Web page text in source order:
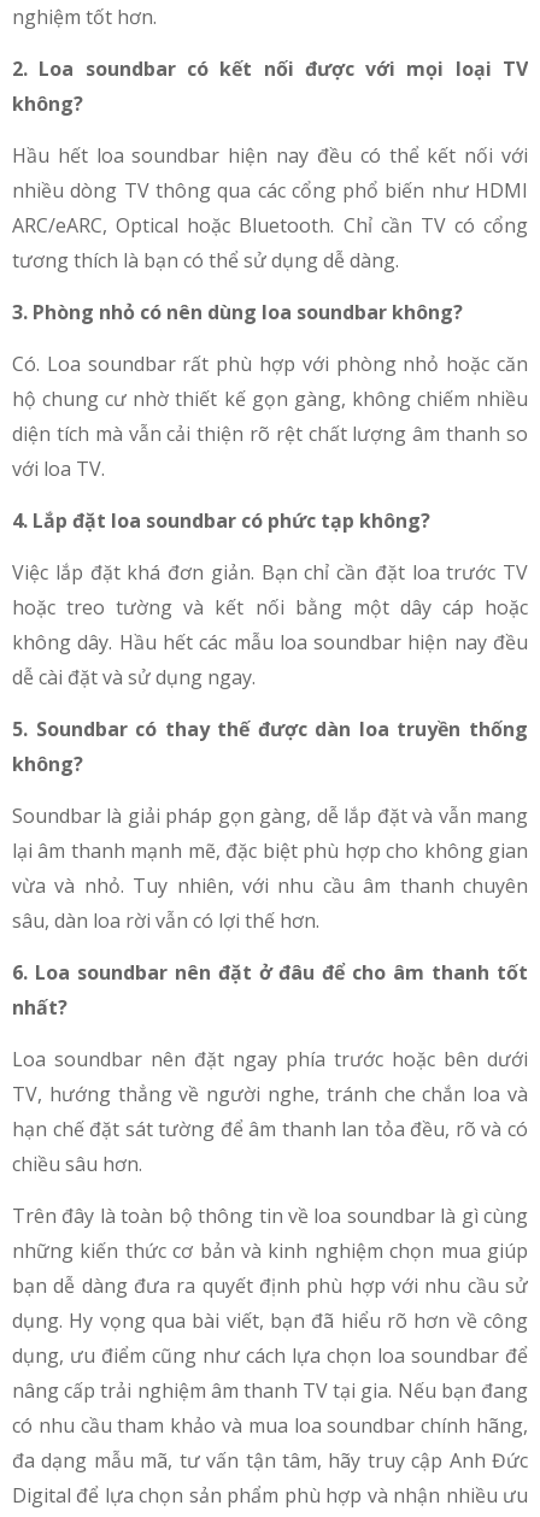
nghiệm tốt hơn.
2. Loa soundbar có kết nối được với mọi loại TV
không?
Hầu hết loa soundbar hiện nay đều có thể kết nối với
nhiều dòng TV thông qua các cổng phổ biến như HDMI
ARC/eARC, Optical hoặc Bluetooth. Chỉ cần TV có cổng
tương thích là bạn có thể sử dụng dễ dàng.
3. Phòng nhỏ có nên dùng loa soundbar không?
Có. Loa soundbar rất phù hợp với phòng nhỏ hoặc căn
hộ chung cư nhờ thiết kế gọn gàng, không chiếm nhiều
diện tích mà vẫn cải thiện rõ rệt chất lượng âm thanh so
với loa TV.
4. Lắp đặt loa soundbar có phức tạp không?
Việc lắp đặt khá đơn giản. Bạn chỉ cần đặt loa trước TV
hoặc treo tường và kết nối bằng một dây cáp hoặc
không dây. Hầu hết các mẫu loa soundbar hiện nay đều
dễ cài đặt và sử dụng ngay.
5. Soundbar có thay thế được dàn loa truyền thống
không?
Soundbar là giải pháp gọn gàng, dễ lắp đặt và vẫn mang
lại âm thanh mạnh mẽ, đặc biệt phù hợp cho không gian
vừa và nhỏ. Tuy nhiên, với nhu cầu âm thanh chuyên
sâu, dàn loa rời vẫn có lợi thế hơn.
6. Loa soundbar nên đặt ở đâu để cho âm thanh tốt
nhất?
Loa soundbar nên đặt ngay phía trước hoặc bên dưới
TV, hướng thẳng về người nghe, tránh che chắn loa và
hạn chế đặt sát tường để âm thanh lan tỏa đều, rõ và có
chiều sâu hơn.
Trên đây là toàn bộ thông tin về loa soundbar là gì cùng
những kiến thức cơ bản và kinh nghiệm chọn mua giúp
bạn dễ dàng đưa ra quyết định phù hợp với nhu cầu sử
dụng. Hy vọng qua bài viết, bạn đã hiểu rõ hơn về công
dụng, ưu điểm cũng như cách lựa chọn loa soundbar để
nâng cấp trải nghiệm âm thanh TV tại gia. Nếu bạn đang
có nhu cầu tham khảo và mua loa soundbar chính hãng,
đa dạng mẫu mã, tư vấn tận tâm, hãy truy cập Anh Đức
Digital để lựa chọn sản phẩm phù hợp và nhận nhiều ưu